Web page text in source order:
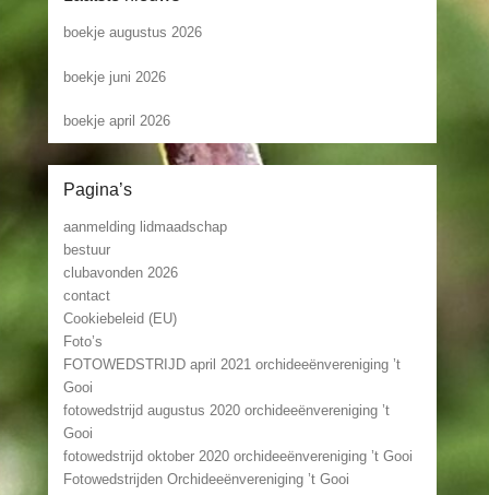
boekje augustus 2026
boekje juni 2026
boekje april 2026
Pagina’s
aanmelding lidmaadschap
bestuur
clubavonden 2026
contact
Cookiebeleid (EU)
Foto’s
FOTOWEDSTRIJD april 2021 orchideeënvereniging ’t
Gooi
fotowedstrijd augustus 2020 orchideeënvereniging ’t
Gooi
fotowedstrijd oktober 2020 orchideeënvereniging ’t Gooi
Fotowedstrijden Orchideeënvereniging ’t Gooi